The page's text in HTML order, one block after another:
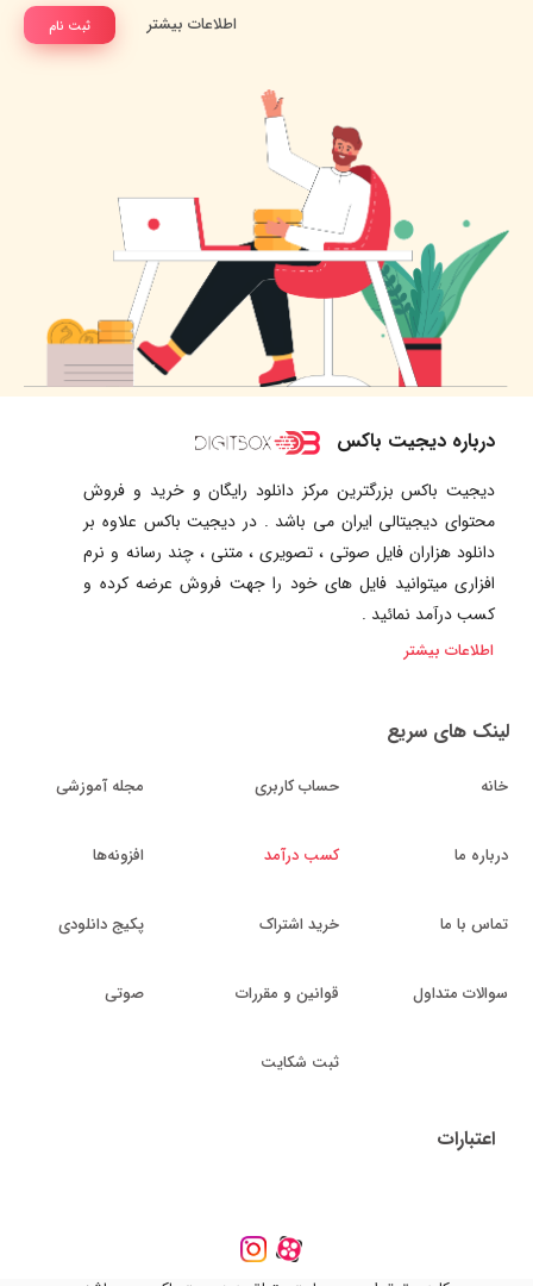
ثبت نام اطلاعات بیشتر
درباره دیجیت باکس
دیجیت باکس بزرگترین مرکز دانلود رایگان و خرید و فروش
محتوای دیجیتالی ایران می باشد . در دیجیت باکس علاوه بر
دانلود هزاران فایل صوتی ، تصویری ، متنی ، چند رسانه و نرم
افزاری میتوانید فایل های خود را جهت فروش عرضه کرده و
کسب درآمد نمائید .
اطلاعات بیشتر
لینک های سریع
خانه
درباره ما
تماس با ما
سوالات متداول
حساب کاربری
کسب درآمد
خرید اشتراک
قوانین و مقررات
ثبت شکایت
مجله آموزشی
افزونه‌ها
پکیج دانلودی
صوتی
اعتبارات